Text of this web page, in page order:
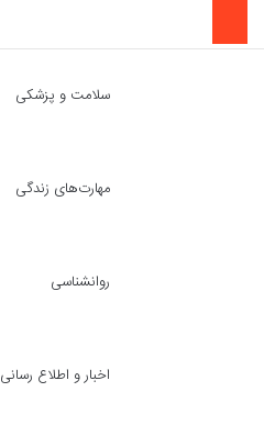
سلامت و پزشکی
مهارت‌های زندگی
روانشناسی
اخبار و اطلاع رسانی